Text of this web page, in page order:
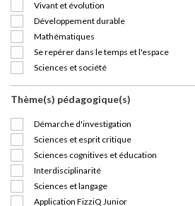
Vivant et évolution
Développement durable
Mathématiques
Se repérer dans le temps et l'espace
Sciences et société
Thème(s) pédagogique(s)
Démarche d'investigation
Sciences et esprit critique
Sciences cognitives et éducation
Interdisciplinarité
Sciences et langage
Application FizziQ Junior